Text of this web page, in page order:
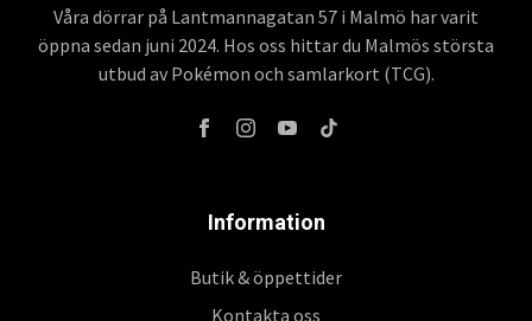
Våra dörrar på Lantmannagatan 57 i Malmö har varit
öppna sedan juni 2024. Hos oss hittar du Malmös största
utbud av Pokémon och samlarkort (TCG).
Information
Butik & öppettider
Kontakta oss